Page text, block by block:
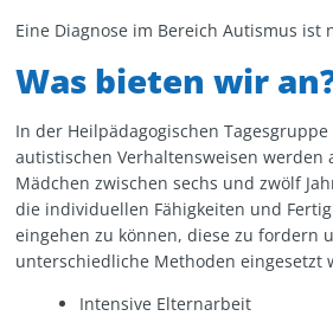
Eine Diagnose im Bereich Autismus ist
Was bieten wir
In der Heilpädagogischen
autistischen Verhaltensweisen werden
Mädchen zwischen sechs und zwölf
die individuellen Fähigkeiten und
eingehen zu können, diese zu fordern
unterschiedliche Methoden eingesetzt
Intensive Elternarbeit